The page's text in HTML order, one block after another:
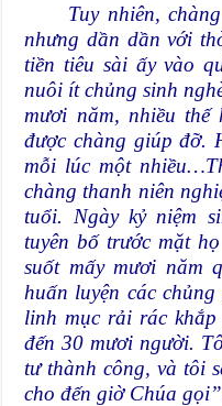
Tuy nhiên, chàng
nhưng dần dần với
tiền tiêu sài ấy vào
nuôi ít chủng sinh
mươi năm, nhiều
được chàng giúp đỡ.
mỗi lúc một
chàng thanh niên
tuổi. Ngày kỷ niệm
tuyên bố trước mặt
suốt mấy mươi năm
huấn luyện các
linh mục rải rác
đến 30 mươi người.
tư thành công, và tôi
cho đến giờ Chúa